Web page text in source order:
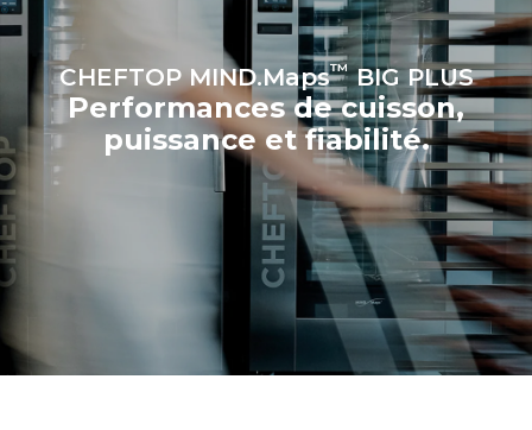
CHEFTOP MIND.Maps™BIG PLUS
Performances de cuisson,
puissance et fiabilité.